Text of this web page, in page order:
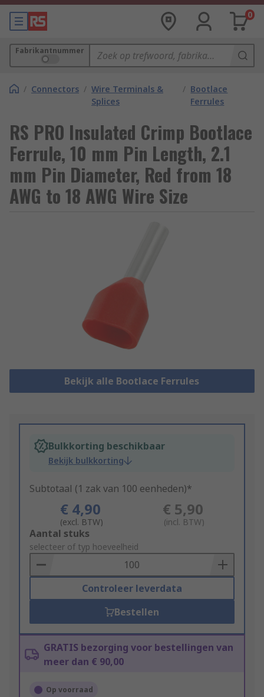
0
Fabrikantnummer
/ Connectors / Wire Terminals &
Splices
/ Bootlace
Ferrules
RS PRO Insulated Crimp Bootlace
Ferrule, 10 mm Pin Length, 2.1
mm Pin Diameter, Red from 18
AWG to 18 AWG Wire Size
Bekijk alle Bootlace Ferrules
Bulkkorting beschikbaar
Bekijk bulkkorting
Subtotaal (1 zak van 100 eenheden)*
€ 4,90
(excl. BTW)
€ 5,90
(incl. BTW)
Add
to
Basket
Aantal stuks
selecteer of typ hoeveelheid
Controleer leverdata
Bestellen
GRATIS bezorging voor bestellingen van
meer dan € 90,00
Op voorraad